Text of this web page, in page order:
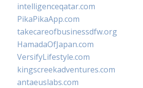
intelligenceqatar.com
PikaPikaApp.com
takecareofbusinessdfw.org
HamadaOfJapan.com
VersifyLifestyle.com
kingscreekadventures.com
antaeuslabs.com